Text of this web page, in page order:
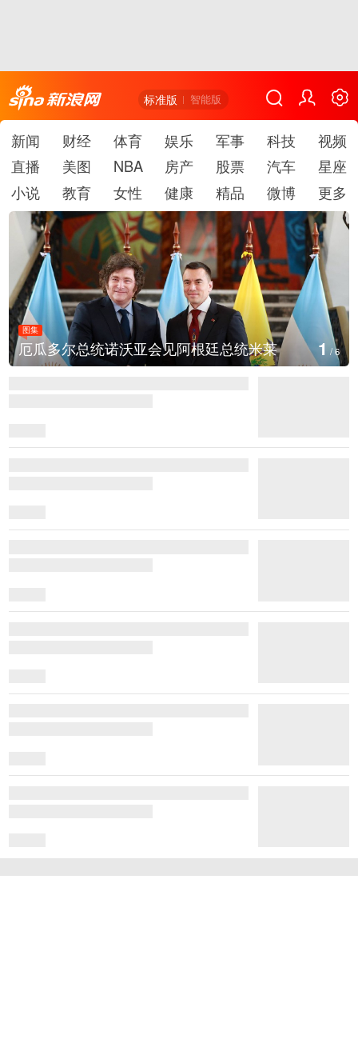
标准版 智能版
新闻 财经 体育 娱乐 军事 科技
视频
直播
美图 NBA 房产 股票 汽车
星座
小说
教育 女性 健康 精品 微博 更多
图集
美国斯波坎：野火烧毁700多所房屋 2/6